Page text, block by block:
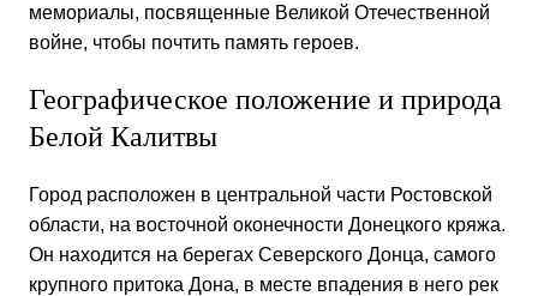
мемориалы, посвященные Великой Отечественной
войне, чтобы почтить память героев.
Географическое положение и природа
Белой Калитвы
Город расположен в центральной части Ростовской
области, на восточной оконечности Донецкого кряжа.
Он находится на берегах Северского Донца, самого
крупного притока Дона, в месте впадения в него рек